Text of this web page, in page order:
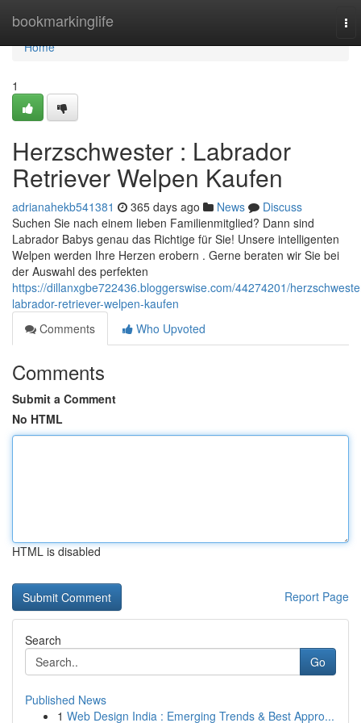
bookmarkinglife
Home
Home
1
Herzschwester : Labrador
Retriever Welpen Kaufen
adrianahekb541381 365 days ago News
Discuss
Suchen Sie nach einem lieben Familienmitglied? Dann sind
Labrador Babys genau das Richtige für Sie! Unsere intelligenten
Welpen werden Ihre Herzen erobern . Gerne beraten wir Sie bei
der Auswahl des perfekten
https://dillanxgbe722436.bloggerswise.com/44274201/
labrador-retriever-welpen-kaufen
Comments
Who Upvoted
Comments
Submit a Comment
No HTML
HTML is disabled
Report Page
Search
Go
Published News
1 Web Design India : Emerging Trends & Best Appro...